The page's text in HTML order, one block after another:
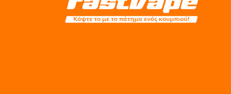
ΕΧΕΙ ΕΝΙΣΧΥΜΕΝΕΣ ΡΑΦΕΣ